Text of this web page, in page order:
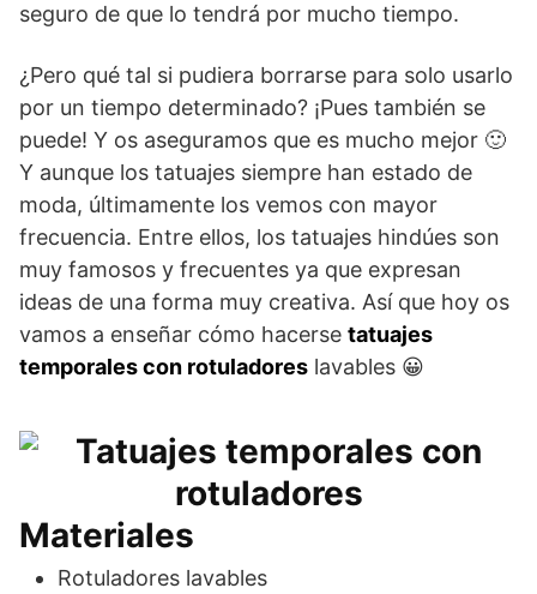
seguro de que lo tendrá por mucho tiempo.
¿Pero qué tal si pudiera borrarse para solo usarlo
por un tiempo determinado? ¡Pues también se
puede! Y os aseguramos que es mucho mejor 🙂
Y aunque los tatuajes siempre han estado de
moda, últimamente los vemos con mayor
frecuencia. Entre ellos, los tatuajes hindúes son
muy famosos y frecuentes ya que expresan
ideas de una forma muy creativa. Así que hoy os
vamos a enseñar cómo hacerse tatuajes
temporales con rotuladores lavables 😀
Materiales
Rotuladores lavables